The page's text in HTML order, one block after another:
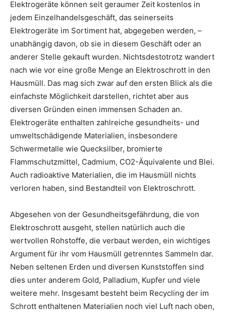
Elektrogeräte können seit geraumer Zeit kostenlos in
jedem Einzelhandelsgeschäft, das seinerseits
Elektrogeräte im Sortiment hat, abgegeben werden, –
unabhängig davon, ob sie in diesem Geschäft oder an
anderer Stelle gekauft wurden. Nichtsdestotrotz wandert
nach wie vor eine große Menge an Elektroschrott in den
Hausmüll. Das mag sich zwar auf den ersten Blick als die
einfachste Möglichkeit darstellen, richtet aber aus
diversen Gründen einen immensen Schaden an.
Elektrogeräte enthalten zahlreiche gesundheits- und
umweltschädigende Materialien, insbesondere
Schwermetalle wie Quecksilber, bromierte
Flammschutzmittel, Cadmium, CO2-Äquivalente und Blei.
Auch radioaktive Materialien, die im Hausmüll nichts
verloren haben, sind Bestandteil von Elektroschrott.
Abgesehen von der Gesundheitsgefährdung, die von
Elektroschrott ausgeht, stellen natürlich auch die
wertvollen Rohstoffe, die verbaut werden, ein wichtiges
Argument für ihr vom Hausmüll getrenntes Sammeln dar.
Neben seltenen Erden und diversen Kunststoffen sind
dies unter anderem Gold, Palladium, Kupfer und viele
weitere mehr. Insgesamt besteht beim Recycling der im
Schrott enthaltenen Materialien noch viel Luft nach oben,